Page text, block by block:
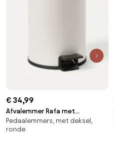
€ 34,99
Afvalemmer Rafa met
softmotion deksel
Pedaalemmers, met deksel,
ronde